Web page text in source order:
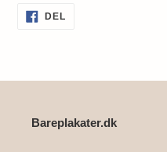
Lægger
produkt
DEL
Bareplakater.dk